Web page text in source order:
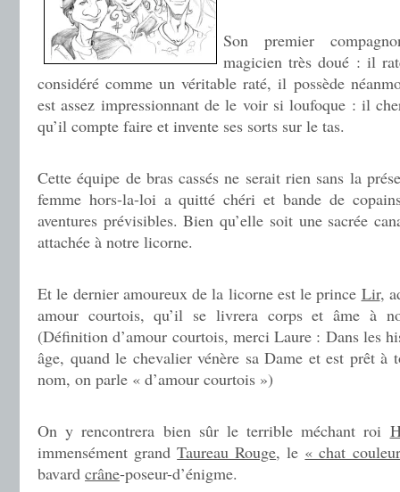
Son premier
magicien très doué : il
considéré comme un véritable raté, il possède
est assez impressionnant de le voir si loufoque : il
qu’il compte faire et invente ses sorts sur le tas.
Cette équipe de bras cassés ne serait rien sans la
femme hors-la-loi a quitté chéri et bande de
aventures prévisibles. Bien qu’elle soit une sacrée
attachée à notre licorne.
Et le dernier amoureux de la licorne est le prince Lir,
amour courtois, qu’il se livrera corps et âme à
(Définition d’amour courtois, merci Laure : Dans les
âge, quand le chevalier vénère sa Dame et est prêt à
nom, on parle « d’amour courtois »)
On y rencontrera bien sûr le terrible méchant roi
immensément grandTaureau Rouge, le « chat
bavard crâne-poseur-d’énigme.